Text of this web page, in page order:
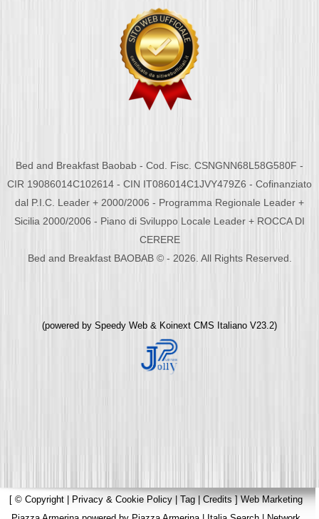
Bed and Breakfast Baobab - Cod. Fisc. CSNGNN68L58G580F -
CIR 19086014C102614 - CIN IT086014C1JVY479Z6 - Cofinanziato
dal P.I.C. Leader + 2000/2006 - Programma Regionale Leader +
Sicilia 2000/2006 - Piano di Sviluppo Locale Leader + ROCCA DI
CERERE
Bed and Breakfast BAOBAB © - 2026. All Rights Reserved.
(powered by Speedy Web & Koinext CMS Italiano V23.2)
[ © Copyright | Privacy & Cookie Policy | Tag|Credits]Web Marketing